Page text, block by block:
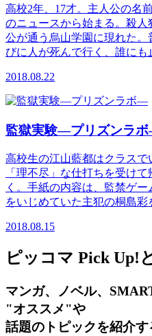
高校2年、17才。主人公の名
のニュースから始まる。殺人
公が通う烏山学園に現れた
びに人が死んで行く、誰に
2018.08.22
監獄実験―プリズンラ
高校生の江山藍都はクラス
「理不尽」な仕打ちを受け
く。手紙の内容は、監禁ゲ
をいじめていた主犯の桐島
2018.08.15
ピッコマ Pick Up!
マンガ、ノベル、
"オススメ"や
話題のトピックを紹介す